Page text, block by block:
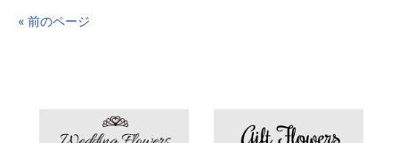
« 前のページ